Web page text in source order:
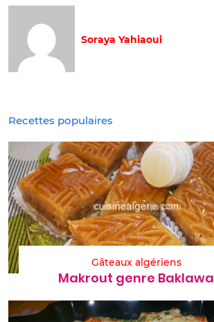
Soraya Yahiaoui
Recettes populaires
Gâteaux algériens
Makrout genre Baklawa